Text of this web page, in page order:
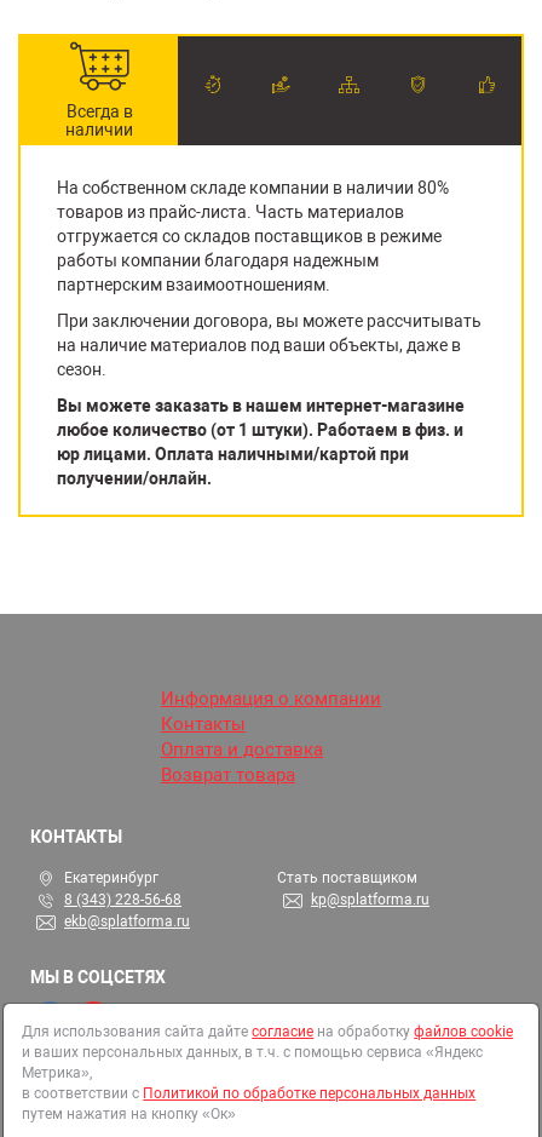
Всегда в
наличии
На собственном складе компании в наличии 80%
товаров из прайс-листа. Часть материалов
отгружается со складов поставщиков в режиме
работы компании благодаря надежным
партнерским взаимоотношениям.
При заключении договора, вы можете рассчитывать
на наличие материалов под ваши объекты, даже в
сезон.
Вы можете заказать в нашем интернет-магазине
любое количество (от 1 штуки). Работаем в физ. и
юр лицами. Оплата наличными/картой при
получении/онлайн.
Информация о компании
Контакты
Оплата и доставка
Возврат товара
КОНТАКТЫ
Екатеринбург
8 (343) 228-56-68
ekb@splatforma.ru
Стать поставщиком
kp@splatforma.ru
МЫ В СОЦСЕТЯХ
© 2002-2026 СтройПлатформа
ОГРН 1146679000313
Все права защищены
Для использования сайта дайтесогласие на обработкуфайлов cookie
и ваших персональных данных, в т.ч. с помощью сервиса «Яндекс
Метрика»,
в соответствии с Политикой по обработке персональных данных
путем нажатия на кнопку «Ок»